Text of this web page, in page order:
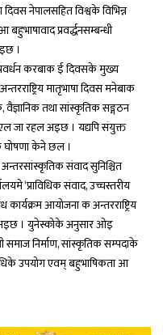
दिवस नेपालसहित विश्वके विभिन्न
प्रवर्द्धनसम्बन्धी
।
करबाक ई दिवसके मुख्य
मातृभाषा दिवस मनेबाक
वैज्ञानिक तथा सांस्कृतिक सङ्गठन
जा रहल अइछ । यद्यपि संयुक्त
घोषणा केने छल ।
संवाद सुनिश्चित
‘प्राविधिक संवाद, उच्चस्तरीय
आयोजना क अन्तरराष्ट्रिय
अइछ । युनेस्कोके अनुसार ओइ
निर्माण, सांस्कृतिक सम्पदाके
उपयोग एवम् बहुभाषिकता आ